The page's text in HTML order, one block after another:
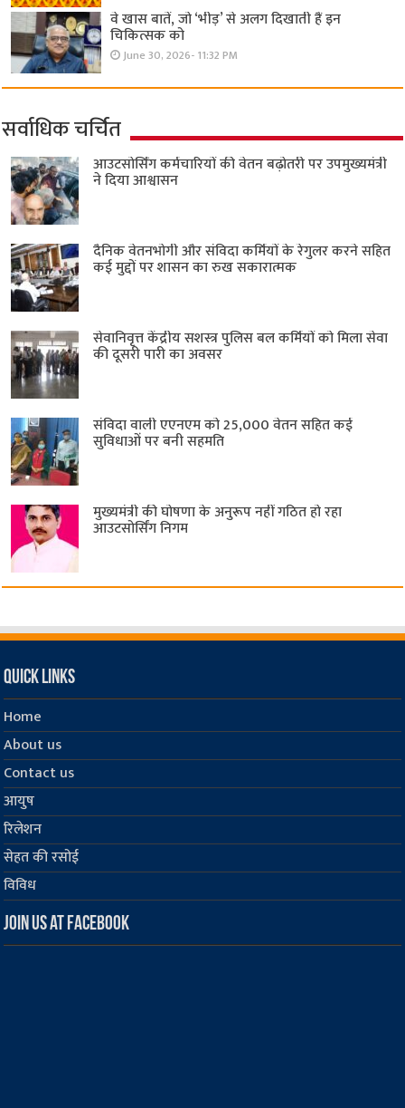
वे खास बातें, जो ‘भीड़’ से अलग दिखाती हैं इन
चिकित्सक को
June 30, 2026- 11:32 PM
सर्वाधिक चर्चित
आउटसोर्सिंग कर्मचारियों की वेतन बढ़ोतरी पर उपमुख्यमंत्री
ने दिया आश्वासन
दैनिक वेतनभोगी और संविदा कर्मियों के रेगुलर करने सहित
कई मुद्दों पर शासन का रुख सकारात्मक
सेवानिवृत्त केंद्रीय सशस्त्र पुलिस बल ​कर्मियों को मिला सेवा
की दूसरी पारी का अवसर
संविदा वाली एएनएम को 25,000 वेतन सहित कई
सुविधाओं पर बनी सहमति
मुख्यमंत्री की घोषणा के अनुरूप नहीं गठित हो रहा
आउटसोर्सिंग निगम
Quick Links
Home
About us
Contact us
आयुष
रिलेशन
सेहत की रसोई
विविध
Join us at Facebook